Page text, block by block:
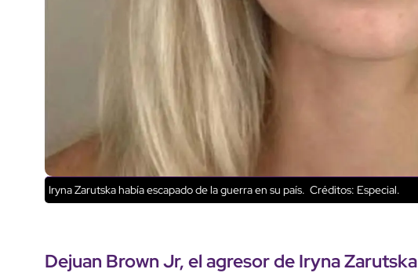
Iryna Zarutska había escapado de la guerra en su país. Créditos: Especial.
Dejuan Brown Jr, elagresordeIryna Zarutska